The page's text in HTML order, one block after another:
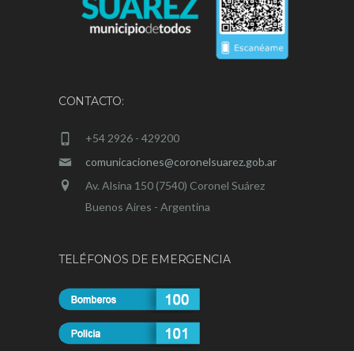
CONTACTO:
+54 2926 - 429200
comunicaciones@coronelsuarez.gob.ar
Av. Alsina 150 (7540) Coronel Suárez
Buenos Aires - Argentina
TELÉFONOS DE EMERGENCIA